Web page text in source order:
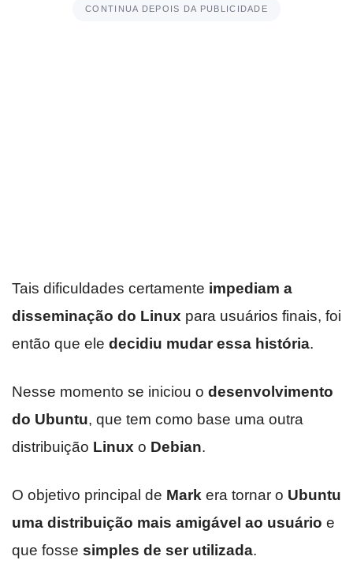
CONTINUA DEPOIS DA PUBLICIDADE
Tais dificuldades certamente impediam a
disseminação do Linux para usuários finais, foi
então que ele decidiu mudar essa história.
Nesse momento se iniciou o desenvolvimento
do Ubuntu, que tem como base uma outra
distribuição Linux o Debian.
O objetivo principal de Mark era tornar o Ubuntu
uma distribuição mais amigável ao usuário e
que fosse simples de ser utilizada.